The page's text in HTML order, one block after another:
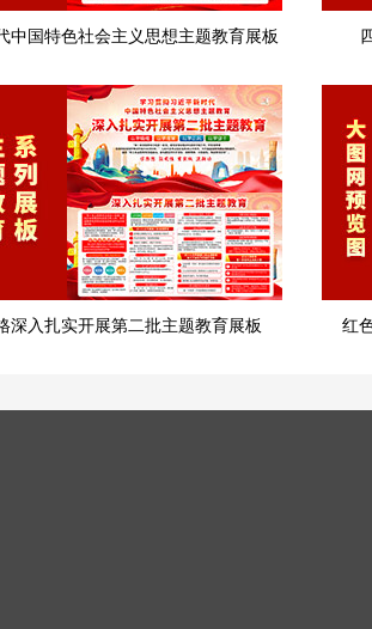
中国特色社会主义思想主题教育展板
深入扎实开展第二批主题教育展板 红